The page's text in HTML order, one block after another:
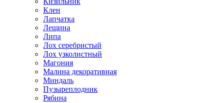
Клен
Лапчатка
Лещина
Липа
Лох серебристый
Лох узколистный
Магония
Малина декоративная
Миндаль
Пузыреплодник
Рябина